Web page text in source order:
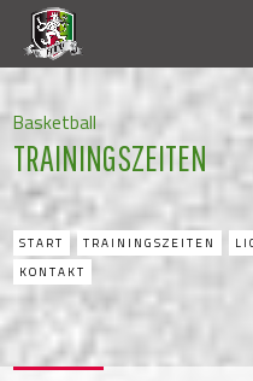
Basketball
TRAININGSZEITEN
START TRAININGSZEITEN
KONTAKT